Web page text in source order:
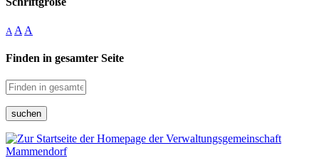
A A A
Finden in gesamter Seite
suchen